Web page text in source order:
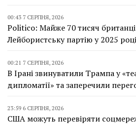
00:43 7 СЕРПНЯ, 2026
Politico: Майже 70 тисяч
Лейбористську партію у 2025 році
00:21 7 СЕРПНЯ, 2026
В Ірані звинуватили Трампа у
дипломатії» та заперечили
23:59 6 СЕРПНЯ, 2026
США можуть перевіряти